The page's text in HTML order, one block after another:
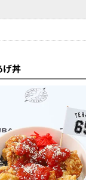
げ丼